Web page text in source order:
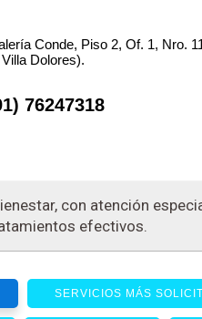
Conde, Piso 2, Of. 1, Nro.
Dolores).
76247318
con atención
efectivos.
SERVICIOS MÁS